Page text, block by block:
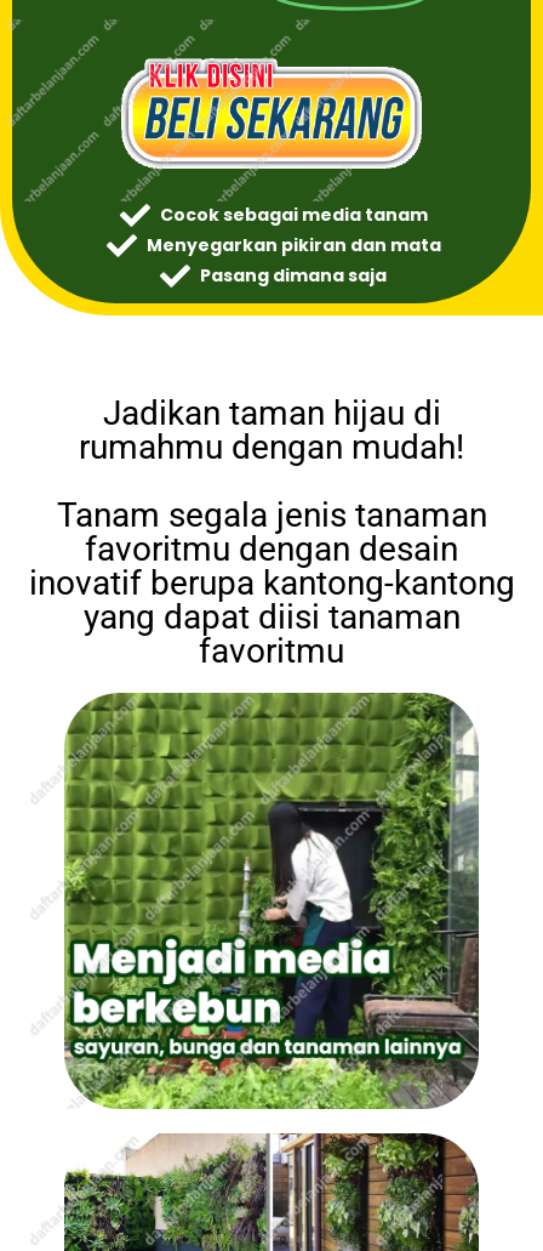
Cocok sebagai media tanam
Menyegarkan pikiran dan mata
Pasang dimana saja
Jadikan taman hijau di
rumahmu dengan mudah!
Tanam segala jenis tanaman
favoritmu dengan desain
inovatif berupa kantong-kantong
yang dapat diisi tanaman
favoritmu